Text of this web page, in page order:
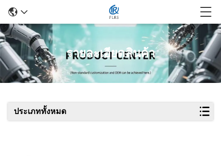
รายละเอียดสินค้า
ประเภททั้งหมด